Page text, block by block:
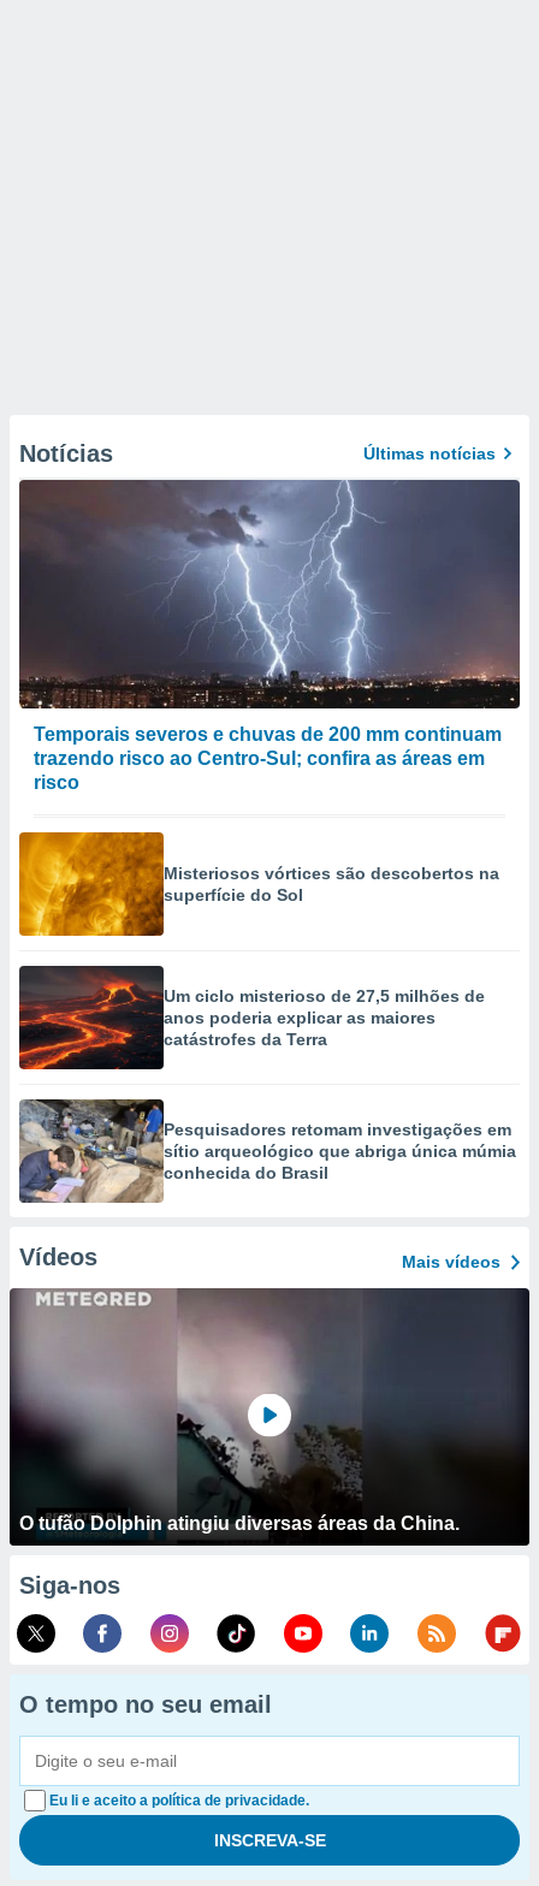
Notícias Últimas notícias
Temporais severos e chuvas de 200 mm continuam
trazendo risco ao Centro-Sul; confira as áreas em
risco
Misteriosos vórtices são descobertos na
superfície do Sol
Um ciclo misterioso de 27,5 milhões de
anos poderia explicar as maiores
catástrofes da Terra
Pesquisadores retomam investigações em
sítio arqueológico que abriga única múmia
conhecida do Brasil
Vídeos Mais vídeos
O tufão Dolphin atingiu diversas áreas da China.
Siga-nos
O tempo no seu email
Eu li e aceito a política de privacidade.